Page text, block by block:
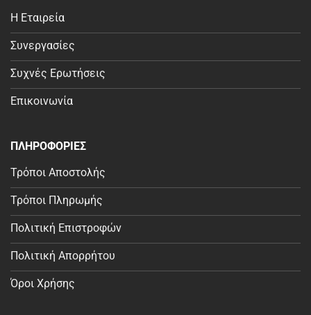
Η Εταιρεία
Συνεργασίες
Συχνές Ερωτήσεις
Επικοινωνία
ΠΛΗΡΟΦΟΡΙΕΣ
Τρόποι Αποστολής
Τρόποι Πληρωμής
Πολιτική Επιστροφών
Πολιτική Απορρήτου
Όροι Χρήσης